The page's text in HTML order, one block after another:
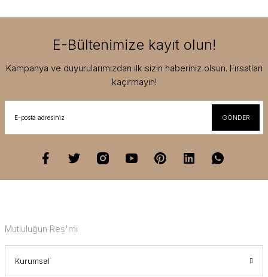
E-Bültenimize kayıt olun!
Kampanya ve duyurularımızdan ilk sizin haberiniz olsun. Fırsatları
kaçırmayın!
GÖNDER
Mutluluğun Res'mi
Kurumsal